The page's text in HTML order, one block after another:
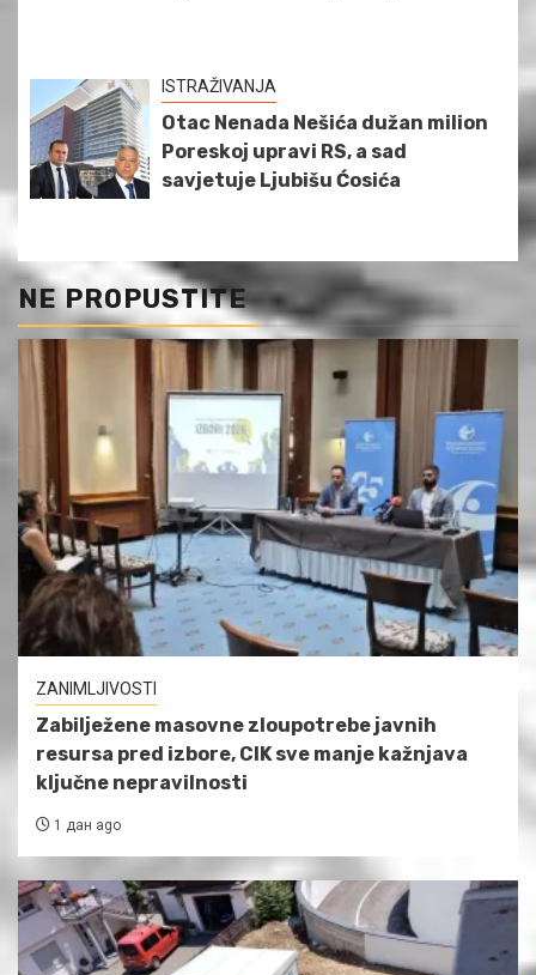
ISTRAŽIVANJA
Otac Nenada Nešića dužan milion
Poreskoj upravi RS, a sad
savjetuje Ljubišu Ćosića
NE PROPUSTITE
ZANIMLJIVOSTI
Zabilježene masovne zloupotrebe javnih
resursa pred izbore, CIK sve manje kažnjava
ključne nepravilnosti
1 дан ago